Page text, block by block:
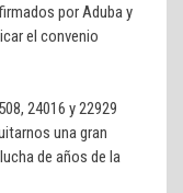
por Aduba y
el convenio
24016 y 22929
una gran
de años de la